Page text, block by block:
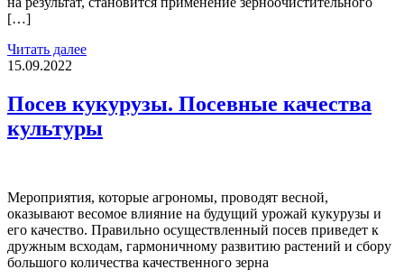
[…]
Читать далее
15.09.2022
Посев кукурузы. Посевные качества
культуры
Мероприятия, которые агрономы, проводят весной,
оказывают весомое влияние на будущий урожай кукурузы и
его качество. Правильно осуществленный посев приведет к
дружным всходам, гармоничному развитию растений и сбору
большого количества качественного зерна